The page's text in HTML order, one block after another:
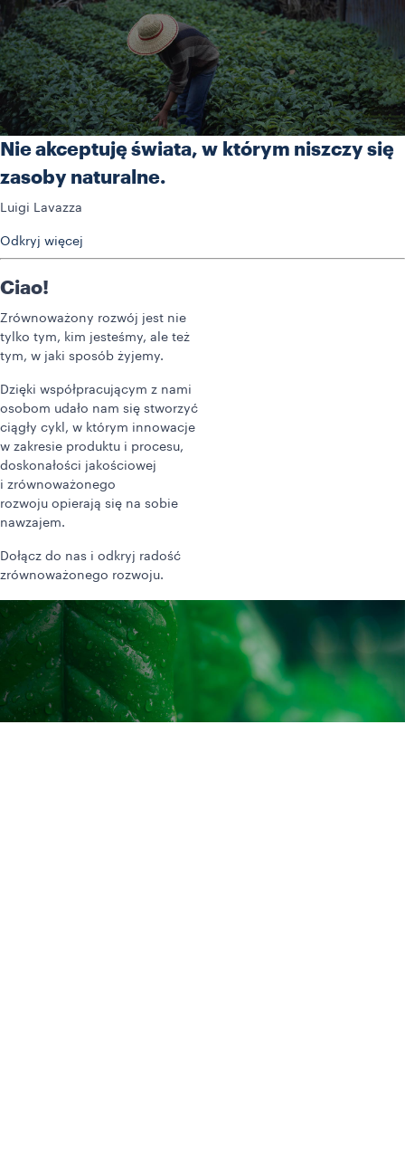
Nie akceptuję świata, w którym niszczy się
zasoby naturalne.
Luigi Lavazza
Odkryj więcej
Ciao!
Zrównoważony rozwój jest nie
tylko tym, kim jesteśmy, ale też
tym, w jaki sposób żyjemy.
Dzięki współpracującym z nami
osobom udało nam się stworzyć
ciągły cykl, w którym innowacje
w zakresie produktu i procesu,
doskonałości jakościowej
i zrównoważonego
rozwoju opierają się na sobie
nawzajem.
Dołącz do nas i odkryj radość
zrównoważonego rozwoju.